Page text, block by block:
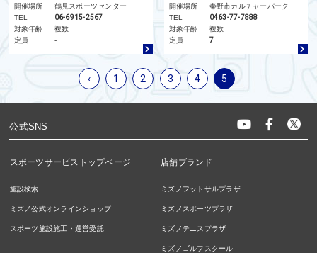
開催場所
鶴見スポーツセンター
TEL
06-6915-2567
対象年齢
複数
定員
-
開催場所
秦野市カルチャーパーク
TEL
0463-77-7888
対象年齢
複数
定員
7
‹ 1 2 3 4 5
公式SNS
スポーツサービストップページ
施設検索
ミズノ公式オンラインショップ
スポーツ施設施工・運営受託
店舗ブランド
ミズノフットサルプラザ
ミズノスポーツプラザ
ミズノテニスプラザ
ミズノゴルフスクール